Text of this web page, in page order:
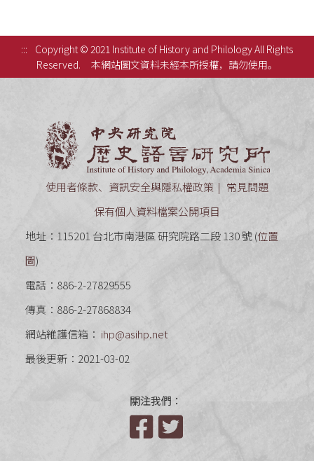
:::
Copyright © 2021 Institute of History and Philology All Rights
Reserved.
本網站圖文資料未經本所授權，請勿使用。
使用者條款、資訊安全與隱私權政策
常見問題
保有個人資料檔案公開項目
地址：115201 台北市南港區 研究院路二段 130 號 (位置
圖)
電話：886-2-27829555
傳真：886-2-27868834
網站維護信箱： ihp@asihp.net
最後更新：2021-03-02
關注我們：
Facebook